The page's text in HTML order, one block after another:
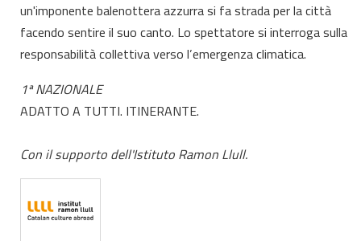
un'imponente balenottera azzurra si fa strada per la città
facendo sentire il suo canto. Lo spettatore si interroga sulla
responsabilità collettiva verso l’emergenza climatica.
1ª NAZIONALE
ADATTO A TUTTI. ITINERANTE.
Con il supporto dell'Istituto Ramon Llull.